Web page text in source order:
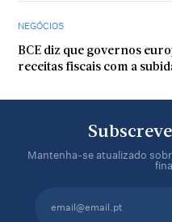
NEGÓCIOS
BCE diz que governos
receitas fiscais com a
Mantenha-se atualizado